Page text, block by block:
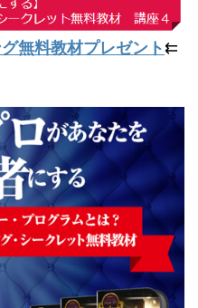
無料教材プレゼント⇇